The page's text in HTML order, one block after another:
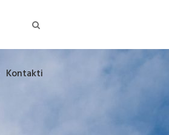
Kontakti